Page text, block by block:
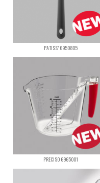
PATISS’ 6950805
PRECISO 6965001